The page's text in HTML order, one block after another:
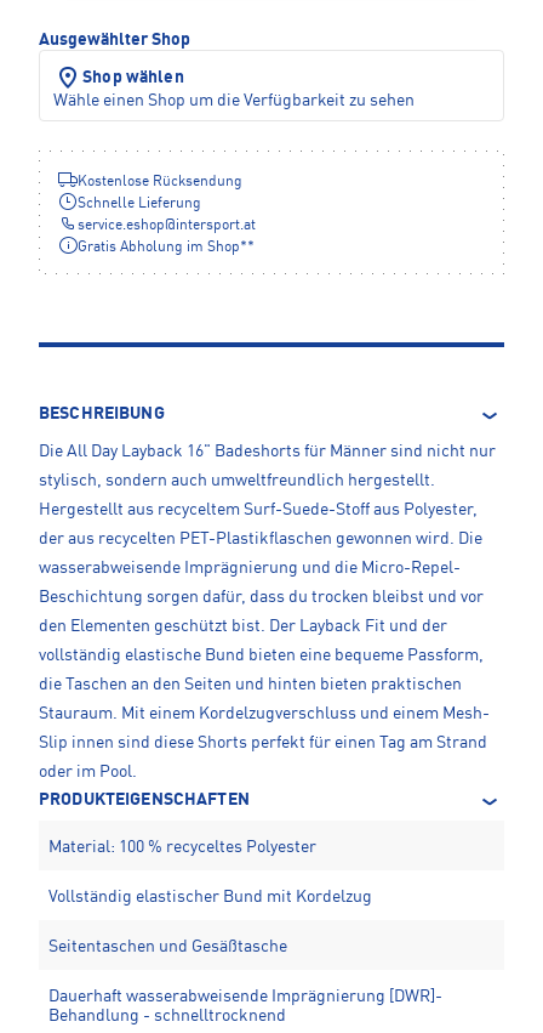
Ausgewählter Shop
Shop wählen
Wähle einen Shop um die Verfügbarkeit zu sehen
Kostenlose Rücksendung
Schnelle Lieferung
service.eshop@intersport.at
Gratis Abholung im Shop**
BESCHREIBUNG
Die All Day Layback 16" Badeshorts für Männer sind nicht nur
stylisch, sondern auch umweltfreundlich hergestellt.
Hergestellt aus recyceltem Surf-Suede-Stoff aus Polyester,
der aus recycelten PET-Plastikflaschen gewonnen wird. Die
wasserabweisende Imprägnierung und die Micro-Repel-
Beschichtung sorgen dafür, dass du trocken bleibst und vor
den Elementen geschützt bist. Der Layback Fit und der
vollständig elastische Bund bieten eine bequeme Passform,
die Taschen an den Seiten und hinten bieten praktischen
Stauraum. Mit einem Kordelzugverschluss und einem Mesh-
Slip innen sind diese Shorts perfekt für einen Tag am Strand
oder im Pool.
PRODUKTEIGENSCHAFTEN
Material: 100 % recyceltes Polyester
Vollständig elastischer Bund mit Kordelzug
Seitentaschen und Gesäßtasche
Dauerhaft wasserabweisende Imprägnierung [DWR]-
Behandlung - schnelltrocknend